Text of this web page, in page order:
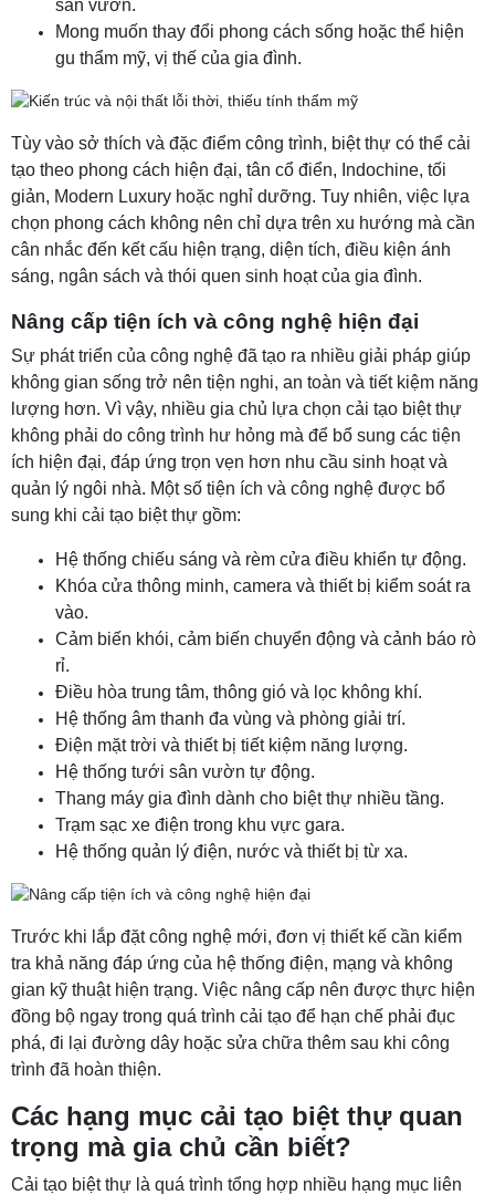
sân vườn.
Mong muốn thay đổi phong cách sống hoặc thể hiện
gu thẩm mỹ, vị thế của gia đình.
Tùy vào sở thích và đặc điểm công trình, biệt thự có thể cải
tạo theo phong cách hiện đại, tân cổ điển, Indochine, tối
giản, Modern Luxury hoặc nghỉ dưỡng. Tuy nhiên, việc lựa
chọn phong cách không nên chỉ dựa trên xu hướng mà cần
cân nhắc đến kết cấu hiện trạng, diện tích, điều kiện ánh
sáng, ngân sách và thói quen sinh hoạt của gia đình.
Nâng cấp tiện ích và công nghệ hiện đại
Sự phát triển của công nghệ đã tạo ra nhiều giải pháp giúp
không gian sống trở nên tiện nghi, an toàn và tiết kiệm năng
lượng hơn. Vì vậy, nhiều gia chủ lựa chọn cải tạo biệt thự
không phải do công trình hư hỏng mà để bổ sung các tiện
ích hiện đại, đáp ứng trọn vẹn hơn nhu cầu sinh hoạt và
quản lý ngôi nhà. Một số tiện ích và công nghệ được bổ
sung khi cải tạo biệt thự gồm:
Hệ thống chiếu sáng và rèm cửa điều khiển tự động.
Khóa cửa thông minh, camera và thiết bị kiểm soát ra
vào.
Cảm biến khói, cảm biến chuyển động và cảnh báo rò
rỉ.
Điều hòa trung tâm, thông gió và lọc không khí.
Hệ thống âm thanh đa vùng và phòng giải trí.
Điện mặt trời và thiết bị tiết kiệm năng lượng.
Hệ thống tưới sân vườn tự động.
Thang máy gia đình dành cho biệt thự nhiều tầng.
Trạm sạc xe điện trong khu vực gara.
Hệ thống quản lý điện, nước và thiết bị từ xa.
Trước khi lắp đặt công nghệ mới, đơn vị thiết kế cần kiểm
tra khả năng đáp ứng của hệ thống điện, mạng và không
gian kỹ thuật hiện trạng. Việc nâng cấp nên được thực hiện
đồng bộ ngay trong quá trình cải tạo để hạn chế phải đục
phá, đi lại đường dây hoặc sửa chữa thêm sau khi công
trình đã hoàn thiện.
Các hạng mục cải tạo biệt thự quan
trọng mà gia chủ cần biết?
Cải tạo biệt thự là quá trình tổng hợp nhiều hạng mục liên